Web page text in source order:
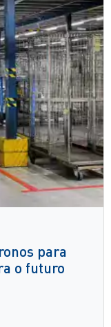
para
o futuro